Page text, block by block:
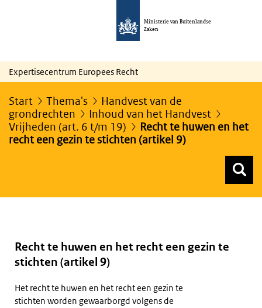
Ministerie van Buitenlandse
Zaken
Expertisecentrum Europees Recht
Start Thema's
Handvest van de
grondrechten
Inhoud van het Handvest
Vrijheden (art. 6 t/m 19)
Recht te huwen en het
recht een gezin te stichten (artikel 9)
Recht te huwen en het recht een gezin te
stichten (artikel 9)
Het recht te huwen en het recht een gezin te
stichten worden gewaarborgd volgens de